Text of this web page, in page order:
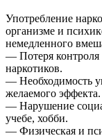
Употребление
организме и
немедленного
— Потеря
наркотиков.
— Необходимость
желаемого эффекта.
— Нарушение
учебе, хобби.
— Физическая и